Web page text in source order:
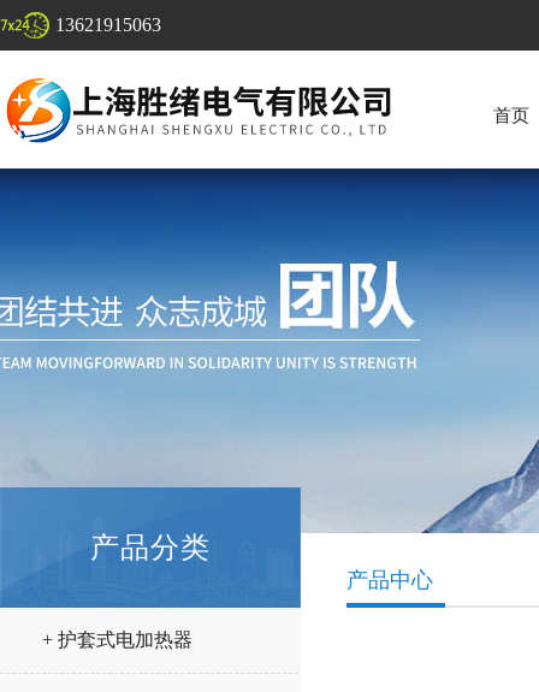
13621915063
首页
产品分类
+ 护套式电加热器
产品中心